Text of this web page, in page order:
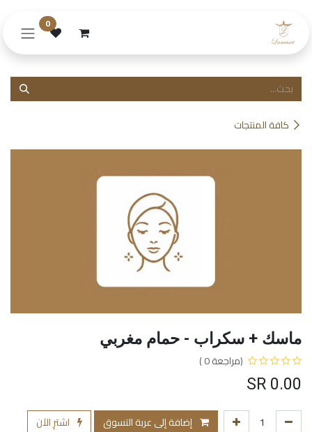
0
كافة المنتجات
ماسك + سكراب - حمام مغربي
(مراجعة 0 )
0.00
إضافة إلى عربة التسوق
اشترِ الآن